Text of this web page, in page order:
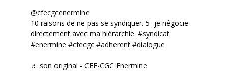
@cfecgcenermine
10 raisons de ne pas se syndiquer. 5- je négocie
directement avec ma hiérarchie. #syndicat
#enermine #cfecgc #adherent #dialogue
♬ son original - CFE-CGC Enermine